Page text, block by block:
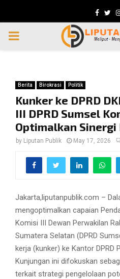
PRIMARY
Berita Birokrasi Politik
Kunker ke DPRD
III DPRD Sumsel
Optimalkan Sinergi
by Liputan Publik May 17, 2026
Jakarta,liputanpublik.com –
mengoptimalkan capaian
Komisi III Dewan Perwakilan
Sumatera Selatan (DPRD
kerja (kunker) ke Kantor DPRD
Kunjungan ini difokuskan
terkait strategi pengelolaan